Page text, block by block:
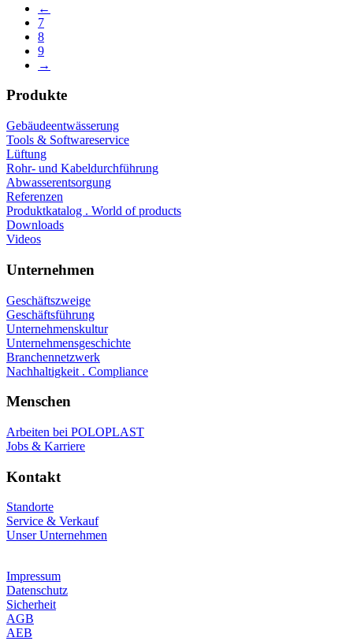
←
7
8
9
→
Produkte
Gebäudeentwässerung
Tools & Softwareservice
Lüftung
Rohr- und Kabeldurchführung
Abwasserentsorgung
Referenzen
Produktkatalog . World of products
Downloads
Videos
Unternehmen
Geschäftszweige
Geschäftsführung
Unternehmenskultur
Unternehmensgeschichte
Branchennetzwerk
Nachhaltigkeit . Compliance
Menschen
Arbeiten bei POLOPLAST
Jobs & Karriere
Kontakt
Standorte
Service & Verkauf
Unser Unternehmen
Impressum
Datenschutz
Sicherheit
AGB
AEB